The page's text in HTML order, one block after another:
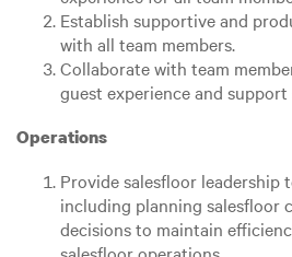
Establish supportive and
with all team members.
Collaborate with team
guest experience and
Operations
Provide salesfloor leadership
including planning salesfloor
decisions to maintain